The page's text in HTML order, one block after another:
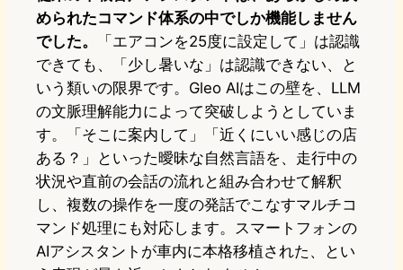
められたコマンド体系の中でしか機能しません
でした。
「エアコンを25度に設定して」は認識
できても、「少し暑いな」は認識できない、と
いう類いの限界です。Gleo AIはこの壁を、LLM
の文脈理解能力によって突破しようとしていま
す。「そこに案内して」「近くにいい感じの店
ある？」といった曖昧な自然言語を、走行中の
状況や直前の会話の流れと組み合わせて解釈
し、複数の操作を一度の発話でこなすマルチコ
マンド処理にも対応します。スマートフォンの
AIアシスタントが車内に本格移植された、とい